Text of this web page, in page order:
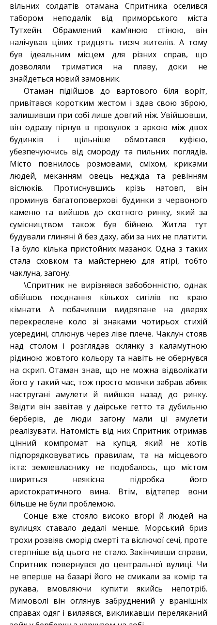
вільних солдатів отамана Спритника оселився
табором неподалік від приморського міста
Тутхейн. Обрамлений кам’яною стіною, він
налічував цілих тридцять тисяч жителів. А тому
був ідеальним місцем для різних справ, що
дозволяли триматися на плаву, доки не
знайдеться новий замовник.
Отаман підійшов до вартового біля воріт,
привітався коротким жестом і здав свою зброю,
залишивши при собі лише довгий ніж. Увійшовши,
він одразу пірнув в провулок з аркою між двох
будинків і щільніше обмотався куфією,
убезпечуючись від смороду та пильних поглядів.
Місто повнилось розмовами, сміхом, криками
людей, меканням овець неджда та ревінням
віслюків. Протиснувшись крізь натовп, він
проминув багатоповерхові будинки з червоного
каменю та вийшов до скотного ринку, який за
сумісництвом також був бійнею. Житла тут
будували глиняні й без даху, аби за них не платити.
Та було кілька пристойних мазанок. Одна з таких
стала сховком та майстернею для ятірі, тобто
чаклуна, загону.
\Спритник не вирізнявся забобонністю, однак
обійшов поєднання кількох сигілів по краю
кімнати. А побачивши видряпане на дверях
перекреслене коло зі знаками чотирьох стихій
усередині, сплюнув через ліве плече. Чаклун стояв
над столом і розглядав склянку з каламутною
рідиною жовтого кольору та навіть не обернувся
на скрип. Отаман знав, що не можна відволікати
його у такий час, тож просто мовчки забрав абияк
настругані амулети й вийшов назад до ринку.
Звідти він завітав у даїрське гетто та дубильню
берберів, де люди загону мали ці амулети
реалізувати. Натомість від них Спритник отримав
цінний компромат на купця, який не хотів
підпорядковуватись правилам, та на місцевого
ікта: землевласнику не подобалось, що містом
шириться неякісна підробка його
аристократичного вина. Втім, відтепер вони
більше не були проблемою.
Сонце вже стояло високо вгорі й людей на
вулицях ставало дедалі менше. Морський бриз
трохи розвіяв сморід смерті та віслючої сечі, проте
стерпніше від цього не стало. Закінчивши справи,
Спритник повернувся до центральної вулиці. Чи
не вперше на базарі його не смикали за комір та
рукава, вмовляючи купити якийсь непотріб.
Мимоволі він оглянув забруднений у вранішніх
справах одяг і вилаявся, викликавши переляканий